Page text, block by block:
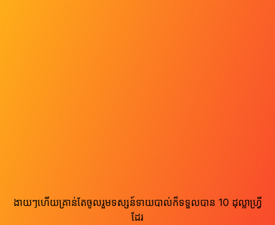
ងាយៗហើយគ្រាន់តែចូលរួមទស្សន៍ទាយបាល់ក៏ទទួលបាន 10 ដុល្លាហ្រ្វី
ដែរ